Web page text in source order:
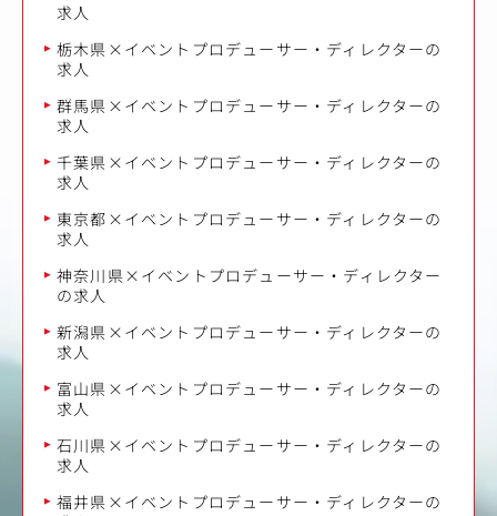
求人
栃木県×イベントプロデューサー・ディレクターの
求人
群馬県×イベントプロデューサー・ディレクターの
求人
千葉県×イベントプロデューサー・ディレクターの
求人
東京都×イベントプロデューサー・ディレクターの
求人
神奈川県×イベントプロデューサー・ディレクター
の求人
新潟県×イベントプロデューサー・ディレクターの
求人
富山県×イベントプロデューサー・ディレクターの
求人
石川県×イベントプロデューサー・ディレクターの
求人
福井県×イベントプロデューサー・ディレクターの